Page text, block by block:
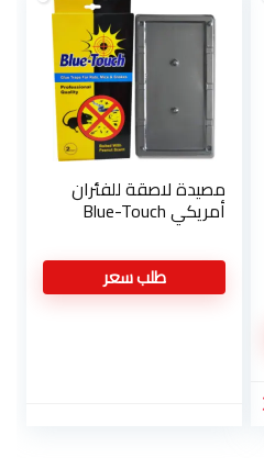
مصيدة لاصقة للفئران
أمريكي Blue-Touch
طلب سعر